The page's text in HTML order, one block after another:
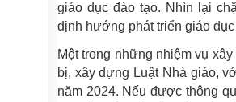
giáo dục đào tạo. Nhìn lại
định hướng phát triển giáo
Một trong những nhiệm vụ
bị, xây dựng Luật Nhà giáo,
năm 2024. Nếu được thông